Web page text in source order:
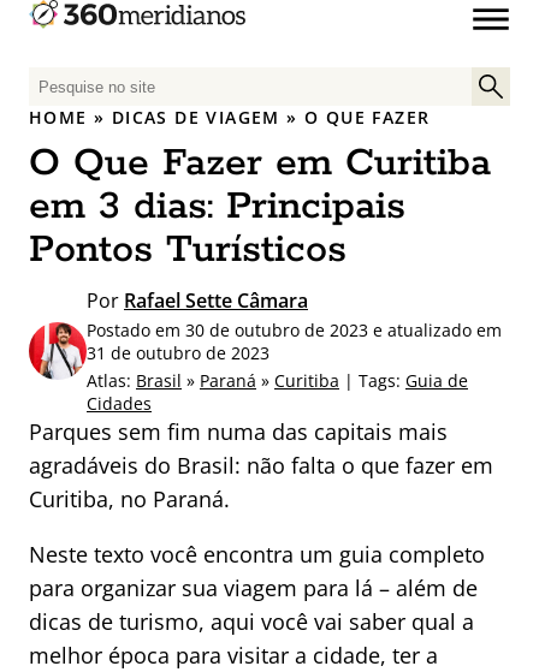
P
e
q
u
i
s
p
o
:
HOME » DICAS DE VIAGEM »O QUE FAZER
O Que Fazer em Curitiba
em 3 dias: Principais
Pontos Turísticos
Por Rafael Sette Câmara
Postado em 30 de outubro de 2023 e atualizado em
31 de outubro de 2023
Atlas: Brasil » Paraná » Curitiba | Tags: Guia de
Cidades
Parques sem fim numa das capitais mais
agradáveis do Brasil: não falta o que fazer em
Curitiba, no Paraná.
Neste texto você encontra um guia completo
para organizar sua viagem para lá – além de
dicas de turismo, aqui você vai saber qual a
melhor época para visitar a cidade, ter a